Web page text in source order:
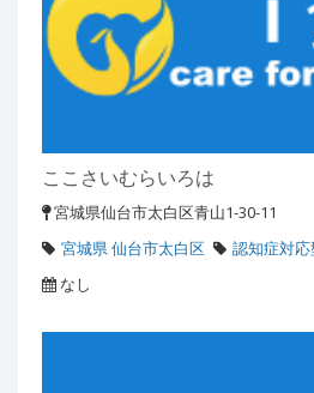
ここさいむらいろは
宮城県仙台市太白区青山1-30-11
宮城県 仙台市太白区
認知症対
なし